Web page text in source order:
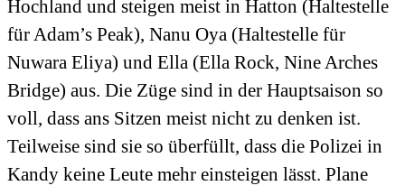
Hochland und steigen meist in Hatton (Haltestelle
für Adam’s Peak), Nanu Oya (Haltestelle für
Nuwara Eliya) und Ella (Ella Rock, Nine Arches
Bridge) aus. Die Züge sind in der Hauptsaison so
voll, dass ans Sitzen meist nicht zu denken ist.
Teilweise sind sie so überfüllt, dass die Polizei in
Kandy keine Leute mehr einsteigen lässt. Plane